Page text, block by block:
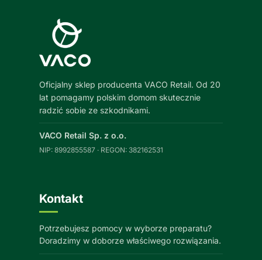
Oficjalny sklep producenta VACO Retail. Od 20
lat pomagamy polskim domom skutecznie
radzić sobie ze szkodnikami.
VACO Retail Sp. z o.o.
NIP: 8992855587 · REGON: 382162531
Kontakt
Potrzebujesz pomocy w wyborze preparatu?
Doradzimy w doborze właściwego rozwiązania.